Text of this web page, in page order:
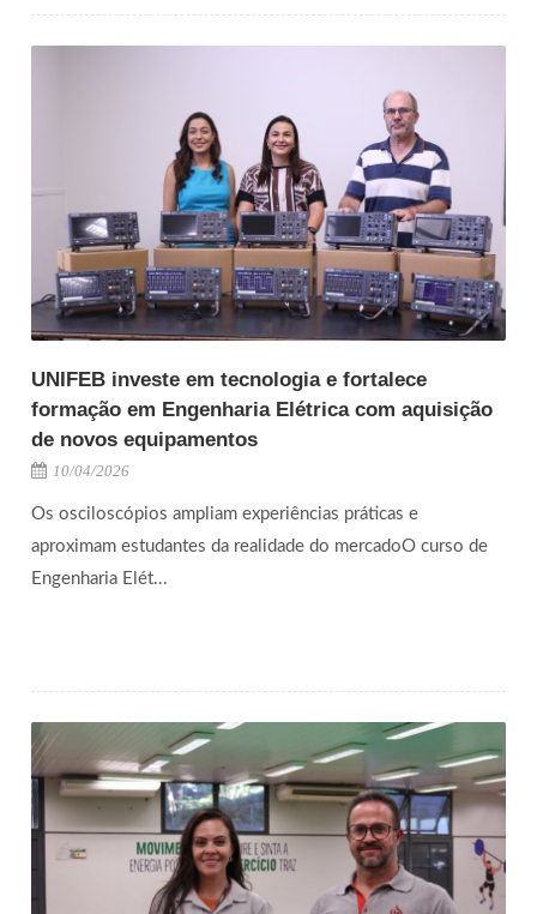
UNIFEB investe em tecnologia e fortalece
formação em Engenharia Elétrica com aquisição
de novos equipamentos
10/04/2026
Os osciloscópios ampliam experiências práticas e
aproximam estudantes da realidade do mercadoO curso de
Engenharia Elét...